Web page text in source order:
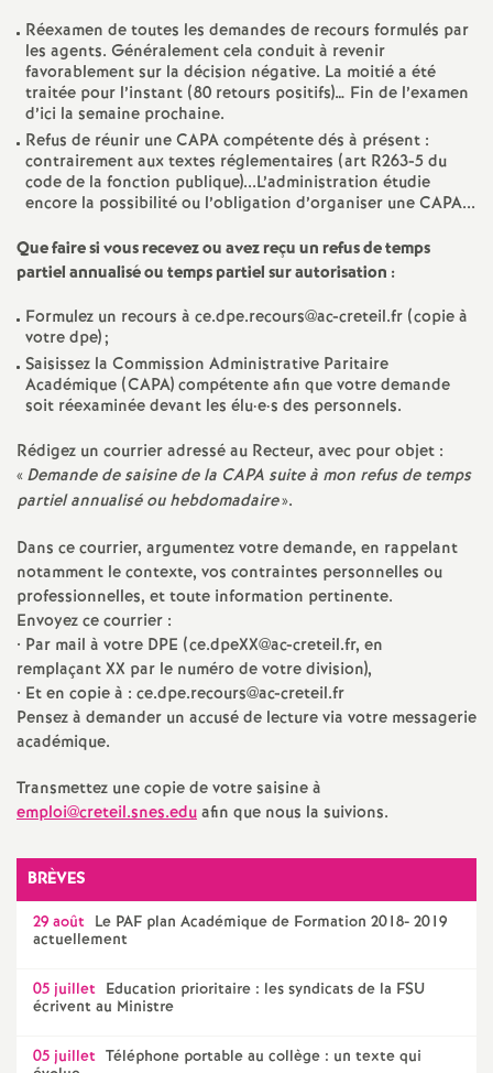
n
e
m
e
n
t
s
d
e
S
e
c
o
d
d
e
g
r
Réexamen de toutes les demandes de recours formulés par
les agents. Généralement cela conduit à revenir
favorablement sur la décision négative. La moitié a été
traitée pour l’instant (80 retours positifs)… Fin de l’examen
d’ici la semaine prochaine.
Refus de réunir uneCAPAcompétente dés à présent :
contrairement aux textes réglementaires (art R263-5 du
code de la fonction publique)...L’administration étudie
encore la possibilité ou l’obligation d’organiser uneCAPA...
Que faire si vous recevez ou avez reçu un refus de temps
partiel annualisé ou temps partiel sur autorisation :
Formulez un recours à ce.dpe.recours@ac-creteil.fr (copie à
votre dpe);
Saisissez la Commission Administrative Paritaire
Académique (CAPA) compétente afin que votre demande
soit réexaminée devant les élu·e·s des personnels.
Rédigez un courrier adressé au Recteur, avec pour objet :
«Demande de saisine de la CAPA suite à mon refus de temps
partiel annualisé ou hebdomadaire».
Dans ce courrier, argumentez votre demande, en rappelant
notamment le contexte, vos contraintes personnelles ou
professionnelles, et toute information pertinente.
Envoyez ce courrier :
• Par mail à votre DPE (ce.dpeXX@ac-creteil.fr, en
remplaçantXX par le numéro de votre division),
• Et en copie à : ce.dpe.recours@ac-creteil.fr
Pensez à demander un accusé de lecture via votre messagerie
académique.
Transmettez une copie de votre saisine à
emploi@creteil.snes.eduafin que nous la suivions.
BRÈVES
29 août Le PAF plan Académique de Formation 2018- 2019
actuellement
05 juillet Education prioritaire : les syndicats de la FSU
écrivent au Ministre
05 juillet Téléphone portable au collège : un texte qui